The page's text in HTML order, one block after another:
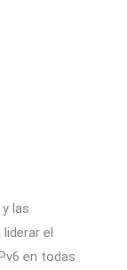
las
el
en todas